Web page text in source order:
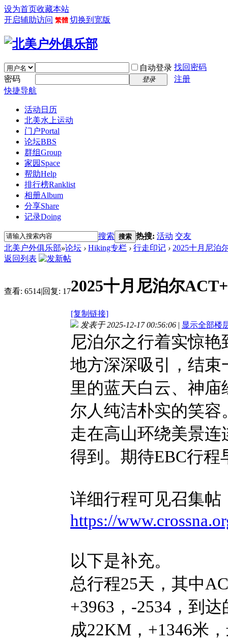
设为首页收藏本站
开启辅助访问 繁體 切换到宽版
自动登录 找回密码
密码
登录
注册
快捷导航
活动日历
北美水上运动
门户Portal
论坛BBS
群组Group
家园 Space
帮助Help
排行榜Ranklist
相册Album
分享Share
记录Doing
搜索 搜索 热搜: 活动 交友
北美户外俱乐部»论坛 › Hiking专栏 › 行走印记 › 2025十月尼泊
返回列表
查看: 6514|回复: 172025十月尼泊尔
[复制链接]
发表于 2025-12-17 00:56:06 | 显示全部楼
尼泊尔之行着实惊
地方深深吸引，结
里的蓝天白云、神
尔人纯洁朴实的笑
走在高山环绕美景
得到。期待EBC行程
详细行程可见召集帖
https://
以下是补充。
总行程25天，其中
+3963，-2534，到
成22KM，+1346米